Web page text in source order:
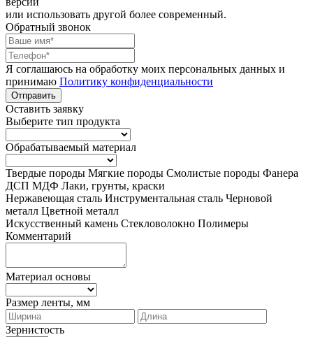
или использовать другой более современный.
Обратный звонок
Я соглашаюсь на обработку моих персональных данных и
принимаю Политику конфиденциальности
Отправить
Оставить заявку
Выберите тип продукта
Обрабатываемый материал
Твердые породы Мягкие породы Смолистые породы Фанера
ДСП МДФ Лаки, грунты, краски
Нержавеющая сталь Инструментальная сталь Черновой
металл Цветной металл
Искусственный камень Стекловолокно Полимеры
Комментарий
Материал основы
Размер ленты, мм
Зернистость